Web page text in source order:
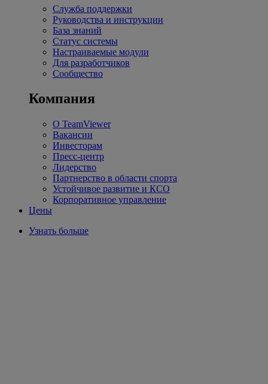
Служба поддержки
Руководства и инструкции
База знаний
Статус системы
Настраиваемые модули
Для разработчиков
Сообщество
Компания
О TeamViewer
Вакансии
Инвесторам
Пресс-центр
Лидерство
Партнерство в области спорта
Устойчивое развитие и КСО
Корпоративное управление
Цены
Узнать больше